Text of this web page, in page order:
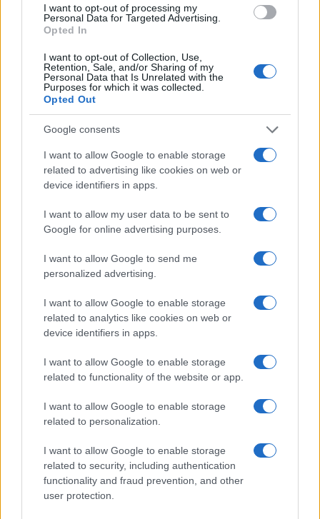
I want to opt-out of processing my
Personal Data for Targeted Advertising.
Opted In
I want to opt-out of Collection, Use,
Retention, Sale, and/or Sharing of my
Personal Data that Is Unrelated with the
Purposes for which it was collected.
Opted Out
Google consents
I want to allow Google to enable storage
related to advertising like cookies on web or
device identifiers in apps.
I want to allow my user data to be sent to
Google for online advertising purposes.
I want to allow Google to send me
personalized advertising.
I want to allow Google to enable storage
related to analytics like cookies on web or
device identifiers in apps.
I want to allow Google to enable storage
related to functionality of the website or app.
I want to allow Google to enable storage
related to personalization.
I want to allow Google to enable storage
related to security, including authentication
functionality and fraud prevention, and other
user protection.
PIÙ LETTI
Chouchaa: chi è il calciatore algerino?
Union Berlino-Cagliari: dove vedere l’amichevole
estiva in diretta
A quanto ammonta il patrimonio di Andrea Pirlo?
indossato le due maglie
Chi è Sara Gama: fidanzato, figli e vita privata
Sportmagazine: notizie, approfondimenti e classifiche su
MotoGP e Olimpiadi. Le ultime news dalle competizioni
nazionali e internazionali, gli highlight delle partite, le
le discipline che fanno emozionare gli appassionati di